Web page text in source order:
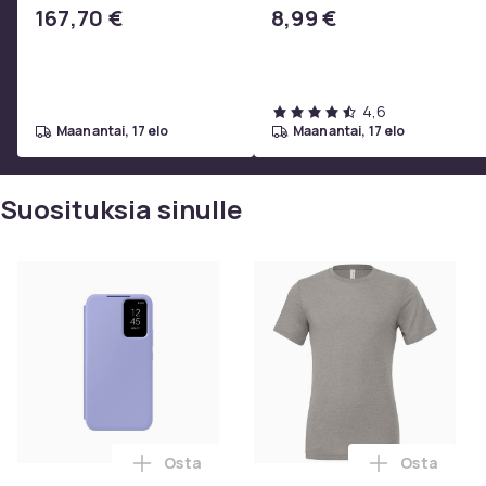
167,70 €
maanantai, 17 elo
SoundLink Black
8,99 €
4,6
maanantai, 17 elo
Suosituksia sinulle
Lisää Samsung EF-ZA546,
Osta Lisää
Osta